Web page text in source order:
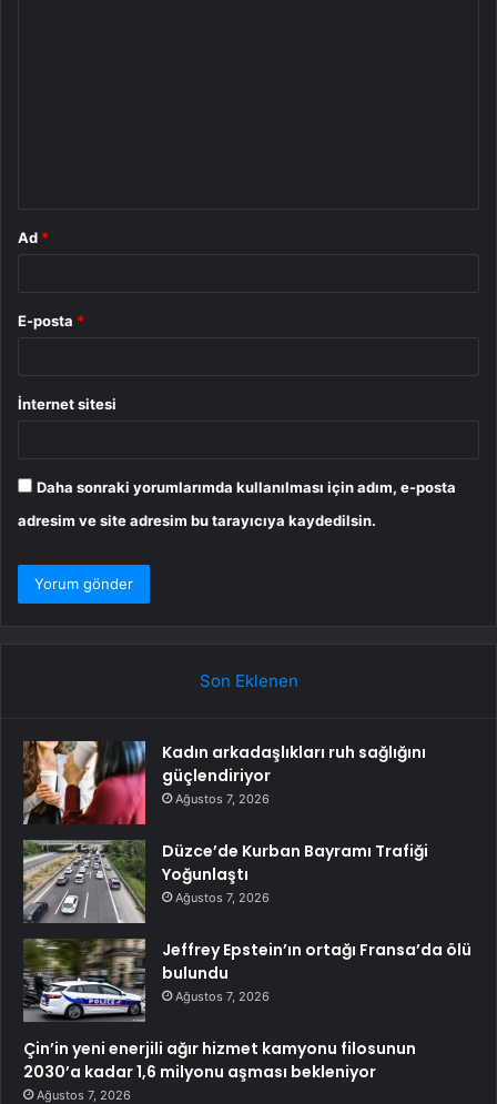
Ad *
E-posta *
İnternet sitesi
Daha sonraki yorumlarımda kullanılması için adım, e-posta
adresim ve site adresim bu tarayıcıya kaydedilsin.
Son Eklenen
Kadın arkadaşlıkları ruh sağlığını
güçlendiriyor
Ağustos 7, 2026
Düzce’de Kurban Bayramı Trafiği
Yoğunlaştı
Ağustos 7, 2026
Jeffrey Epstein’ın ortağı Fransa’da ölü
bulundu
Ağustos 7, 2026
Çin’in yeni enerjili ağır hizmet kamyonu filosunun
2030’a kadar 1,6 milyonu aşması bekleniyor
Ağustos 7, 2026